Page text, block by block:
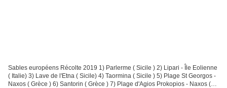
Sables européens Récolte 2019 1) Parlerme ( Sicile ) 2) Lipari - Île Eolienne
( Italie) 3) Lave de l'Etna ( Sicile) 4) Taormina ( Sicile ) 5) Plage St Georgos -
Naxos ( Grèce ) 6) Santorin ( Grèce ) 7) Plage d'Agios Prokopios - Naxos (